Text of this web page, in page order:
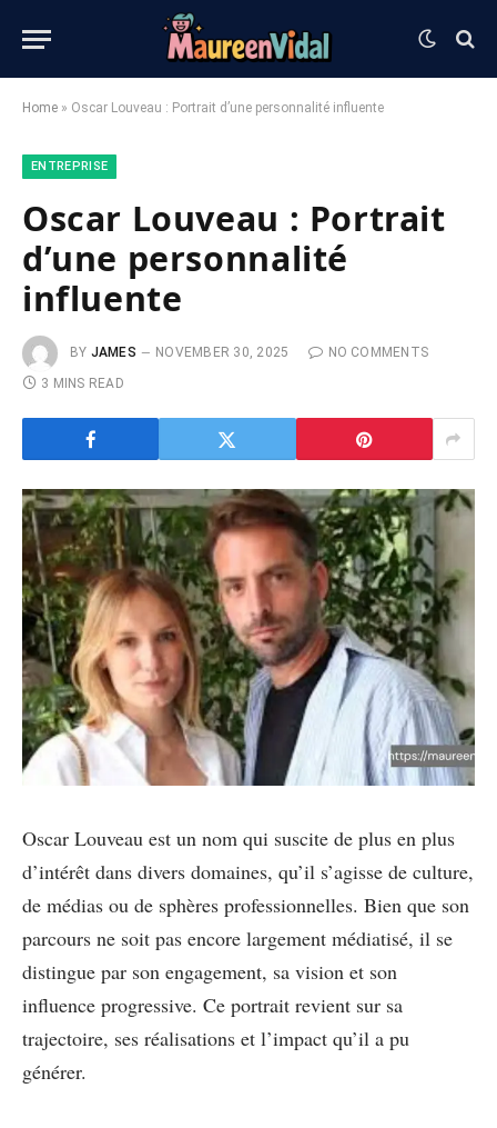
Home » Oscar Louveau : Portrait d’une personnalité influente
ENTREPRISE
Oscar Louveau : Portrait
d’une personnalité
influente
BY JAMES NOVEMBER 30, 2025
NO COMMENTS
3 MINS READ
Oscar Louveau est un nom qui suscite de plus en plus
d’intérêt dans divers domaines, qu’il s’agisse de culture,
de médias ou de sphères professionnelles. Bien que son
parcours ne soit pas encore largement médiatisé, il se
distingue par son engagement, sa vision et son
influence progressive. Ce portrait revient sur sa
trajectoire, ses réalisations et l’impact qu’il a pu
générer.